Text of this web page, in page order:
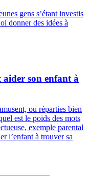
gens s’étant investis
donner des idées à
son enfant à
ou réparties bien
est le poids des mots
exemple parental
l’enfant à trouver sa